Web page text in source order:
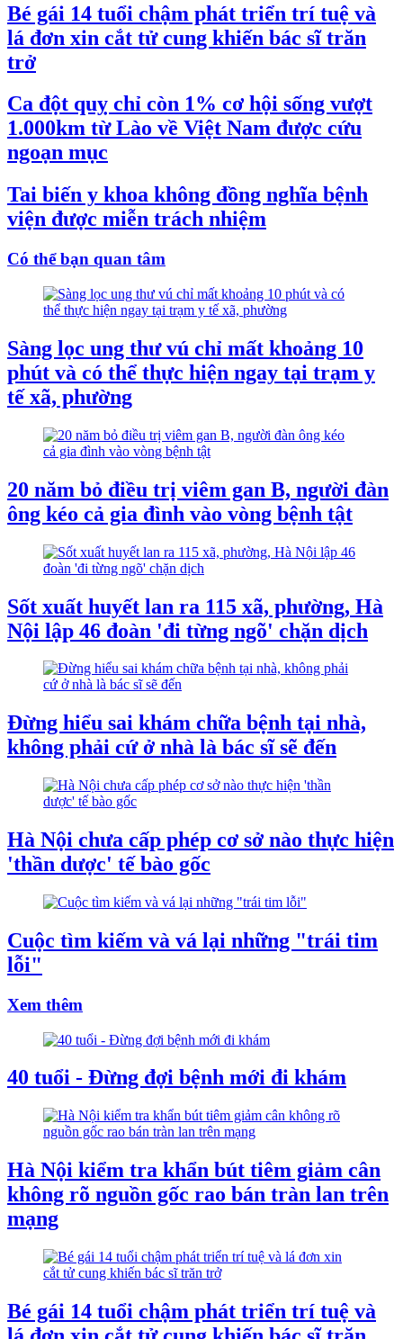
Bé gái 14 tuổi chậm phát triển trí tuệ và
lá đơn xin cắt tử cung khiến bác sĩ trăn
trở
Ca đột quỵ chỉ còn 1% cơ hội sống vượt
1.000km từ Lào về Việt Nam được cứu
ngoạn mục
Tai biến y khoa không đồng nghĩa bệnh
viện được miễn trách nhiệm
Có thể bạn quan tâm
Sàng lọc ung thư vú chỉ mất khoảng 10
phút và có thể thực hiện ngay tại trạm y
tế xã, phường
20 năm bỏ điều trị viêm gan B, người đàn
ông kéo cả gia đình vào vòng bệnh tật
Sốt xuất huyết lan ra 115 xã, phường, Hà
Nội lập 46 đoàn 'đi từng ngõ' chặn dịch
Đừng hiểu sai khám chữa bệnh tại nhà,
không phải cứ ở nhà là bác sĩ sẽ đến
Hà Nội chưa cấp phép cơ sở nào thực hiện
'thần dược' tế bào gốc
Cuộc tìm kiếm và vá lại những "trái tim
lỗi"
Xem thêm
40 tuổi - Đừng đợi bệnh mới đi khám
Hà Nội kiểm tra khẩn bút tiêm giảm cân
không rõ nguồn gốc rao bán tràn lan trên
mạng
Bé gái 14 tuổi chậm phát triển trí tuệ và